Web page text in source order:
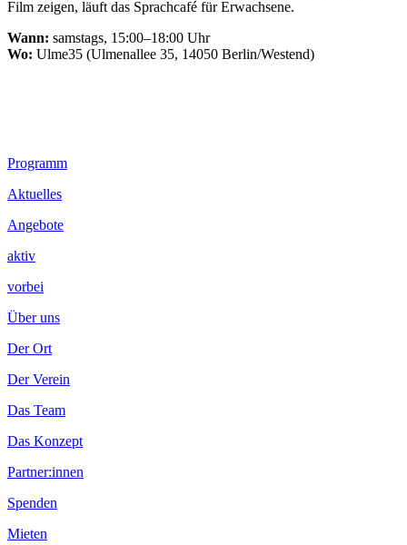
Film zeigen, läuft das Sprachcafé für Erwachsene.
Wann: samstags, 15:00–18:00 Uhr
Wo: Ulme35 (Ulmenallee 35, 14050 Berlin/Westend)
Footer
Inhalt
Programm
Aktuelles
Angebote
aktiv
vorbei
Über uns
Der Ort
Der Verein
Das Team
Das Konzept
Partner:innen
Spenden
Mieten